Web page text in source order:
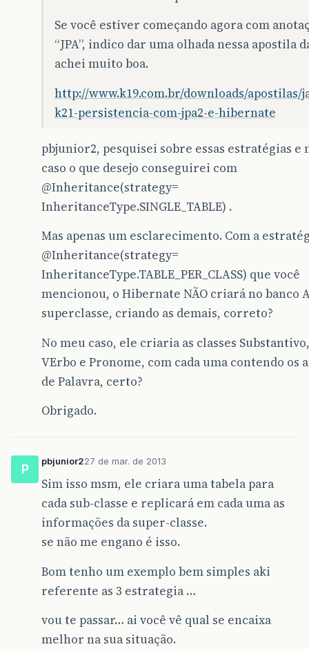
Se você estiver começando agora com
“JPA”, indico dar uma olhada nessa apostila
achei muito boa.
http://www.k19.com.br/downloads/apostilas/
k21-persistencia-com-jpa2-e-hibernate
pbjunior2, pesquisei sobre essas estratégias e
caso o que desejo conseguirei com
@Inheritance(strategy=
InheritanceType.SINGLE_TABLE) .
Mas apenas um esclarecimento. Com a
@Inheritance(strategy=
InheritanceType.TABLE_PER_CLASS) que você
mencionou, o Hibernate NÃO criará no banco
superclasse, criando as demais, correto?
No meu caso, ele criaria as classes
VErbo e Pronome, com cada uma contendo os
de Palavra, certo?
Obrigado.
P
pbjunior227 de mar. de 2013
Sim isso msm, ele criara uma tabela para
cada sub-classe e replicará em cada uma as
informações da super-classe.
se não me engano é isso.
Bom tenho um exemplo bem simples aki
referente as 3 estrategia …
vou te passar… ai você vê qual se encaixa
melhor na sua situação.